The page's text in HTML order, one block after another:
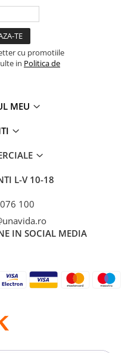
cu promotiile
in Politica de
MEU
L-V 10-18
100
IN SOCIAL MEDIA